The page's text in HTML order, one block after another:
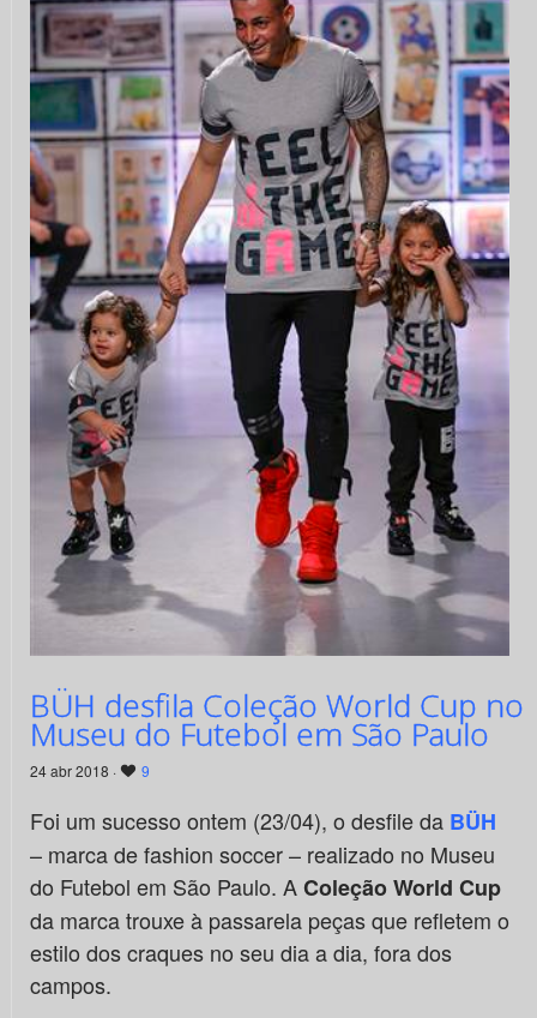
BÜH desfila Coleção World Cup no
Museu do Futebol em São Paulo
24 abr 2018 · 9
Foi um sucesso ontem (23/04), o desfile da BÜH
– marca de fashion soccer – realizado no Museu
do Futebol em São Paulo. AColeção World Cup
da marca trouxe à passarela peças que refletem o
estilo dos craques no seu dia a dia, fora dos
campos.